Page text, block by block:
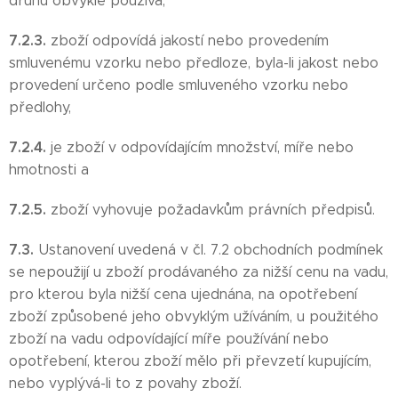
7.2.3. zboží odpovídá jakostí nebo provedením
smluvenému vzorku nebo předloze, byla-li jakost nebo
provedení určeno podle smluveného vzorku nebo
předlohy,
7.2.4. je zboží v odpovídajícím množství, míře nebo
hmotnosti a
7.2.5. zboží vyhovuje požadavkům právních předpisů.
7.3. Ustanovení uvedená v čl. 7.2 obchodních podmínek
se nepoužijí u zboží prodávaného za nižší cenu na vadu,
pro kterou byla nižší cena ujednána, na opotřebení
zboží způsobené jeho obvyklým užíváním, u použitého
zboží na vadu odpovídající míře používání nebo
opotřebení, kterou zboží mělo při převzetí kupujícím,
nebo vyplývá-li to z povahy zboží.